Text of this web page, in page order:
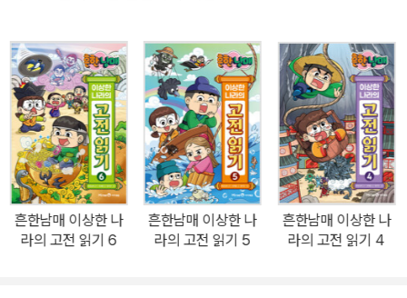
사고력, 문장력 등을 높일 수 있습니다. 3. 시대를 초월해 오랫동안 검
증된 지혜와 통찰력을 습득할 수 있습니다. 4. 인간과 세상에 대해 이
해하고 현재 직면한 현실적인 문제의 답을 찾을 수 있습니다. 선조의
지혜와 삶의 가치가 담긴 한국 고전 소설! 하지만 생소한 내용과 어려
운 용어 때문에 왠지 멀게만 느껴진다면? 우리 아이 첫 고전으로 강
추하는 <흔한남매 이상한 나라의 고전 읽기>! ● 왜 하필 고전인가?
시대를 초월하여 오랫동안 많은 사람에게 널리 익히고 모범이 되어
온 작품들을 고전 문학이라고 한다. 고전 문학에는 세상을 살아가는
흔한남매 이상한 나
라의 고전 읽기 6
흔한남매 이상한 나
라의 고전 읽기 5
흔한남매 이상한 나
라의 고전 읽기 4